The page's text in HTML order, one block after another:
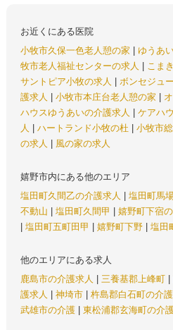
お近くにある医院
小牧市久保一色老人憩の家
ゆうあ
牧市老人福祉センターの求人
こま
サントピア小牧の求人
ボンセジュ
護求人
小牧市本庄台老人憩の家
ハウスゆうあいの介護求人
ケアハ
人
ハートランド小牧の杜
小牧市
の求人
風の家の求人
嬉野市内にある他のエリア
塩田町久間乙の介護求人
塩田町馬
不動山
塩田町久間甲 嬉野町下宿
塩田町五町田甲 嬉野町下野 塩田
他のエリアにある求人
鹿島市の介護求人
三養基郡上峰町
護求人
神埼市 杵島郡白石町の介護
武雄市の介護
東松浦郡玄海町の介